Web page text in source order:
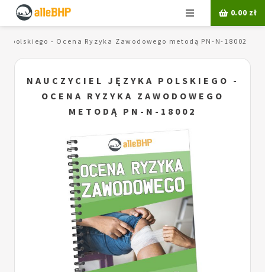
Menu 0.00 zł
polskiego - Ocena Ryzyka Zawodowego metodą PN-N-18002
NAUCZYCIEL JĘZYKA POLSKIEGO -
OCENA RYZYKA ZAWODOWEGO
METODĄ PN-N-18002